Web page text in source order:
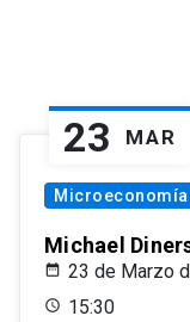
23 MAR
Michael
23 de Marzo
15:30